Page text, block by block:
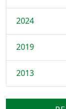
2024
2019
2013